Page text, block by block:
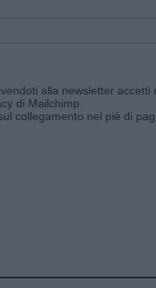
alla newsletter
di Mailchimp
collegamento nel piè di